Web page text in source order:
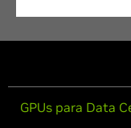
GPUs para Data